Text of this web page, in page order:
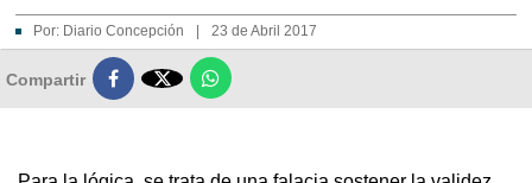
Por: Diario Concepción 23 de Abril 2017
Compartir 